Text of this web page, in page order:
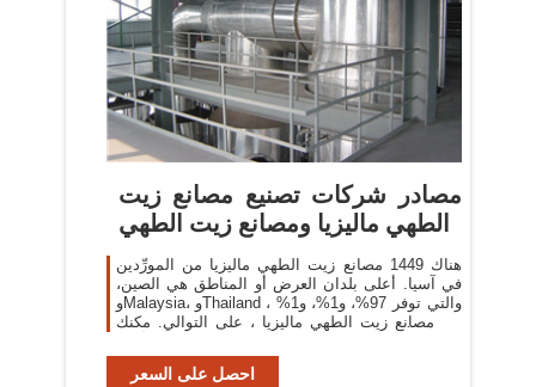
مصادر شركات تصنيع مصانع زيت
الطهي ماليزيا ومصانع زيت الطهي
هناك 1449 مصانع زيت الطهي ماليزيا من المورِّدين
في آسيا. أعلى بلدان العرض أو المناطق هي الصين،
وMalaysia، وThailand ، والتي توفر 97%، و1%، و1%
من مصانع زيت الطهي ماليزيا ، على التوالي. مكنك
احصل على السعر